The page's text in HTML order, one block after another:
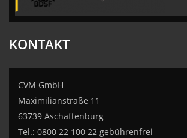
KONTAKT
CVM GmbH
Maximilianstraße 11
63739 Aschaffenburg
Tel.: 0800 22 100 22 gebührenfrei